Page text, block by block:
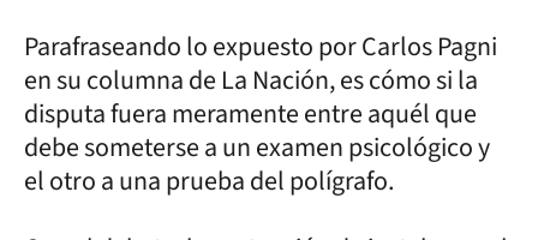
Parafraseando lo expuesto por Carlos Pagni
en su columna de La Nación, es cómo si la
disputa fuera meramente entre aquél que
debe someterse a un examen psicológico y
el otro a una prueba del polígrafo.